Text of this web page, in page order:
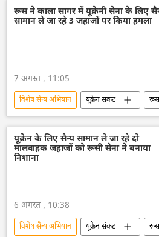
रूस ने काला सागर में यूक्रेनी सेना के लिए
सामान ले जा रहे 3 जहाजों पर किया हमला
7 अगस्त , 11:05
विशेष सैन्य अभियान यूक्रेन संकट
रूस
रूसी सेना
यूक्रेन
यूक्रेन के लिए सैन्य सामान ले जा रहे दो
मालवाहक जहाजों को रूसी सेना ने बनाया
निशाना
6 अगस्त , 10:38
विशेष सैन्य अभियान यूक्रेन संकट
रूस